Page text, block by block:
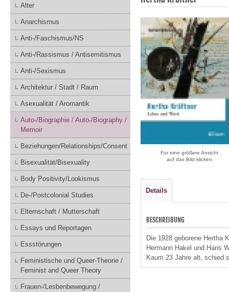
Alter
Anarchismus
Anti-/Faschismus/NS
Anti-/Rassismus / Antisemitismus
Anti-/Sexismus
Architektur / Stadt / Raum
Asexualität / Aromantik
Auto-/Biographie / Auto-/Biography /
Memoir
Beziehungen/Relationships/Consent
Bisexualität/Bisexuality
Body Positivity/Lookismus
De-/Postcolonial Studies
Elternschaft / Mutterschaft
Essays und Reportagen
Essstörungen
Feministische und Queer-Theorie /
Feminist and Queer Theory
Frauen-/Lesbenbewegung /
Für eine größere Ansicht
auf das Bild klicken
Details
BESCHREIBUNG
Die 1928 geborene Hertha
Hermann Hakel und Hans
Kaum 23 Jahre alt, schied